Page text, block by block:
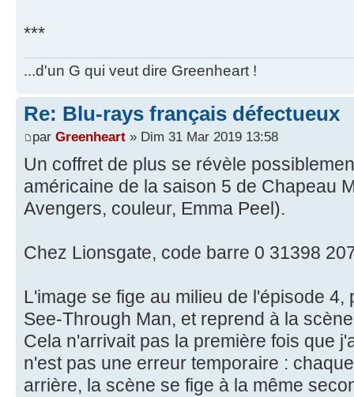
***
...d'un G qui veut dire Greenheart !
Re: Blu-rays français défectueux
par Greenheart » Dim 31 Mar 2019 13:58
Un coffret de plus se révèle
américaine de la saison 5 de Chapeau
Avengers, couleur, Emma Peel).
Chez Lionsgate, code barre 0 31398
L'image se fige au milieu de l'épisode
See-Through Man, et reprend à la
Cela n'arrivait pas la première fois que
n'est pas une erreur temporaire :
arrière, la scène se fige à la même